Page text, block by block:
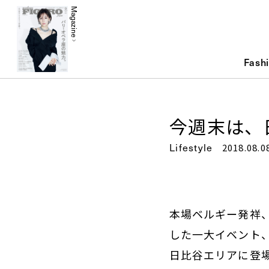
Magazine
今週末は
Lifestyle
本場ベルギー発祥
した一大イベント
日比谷エリアに登